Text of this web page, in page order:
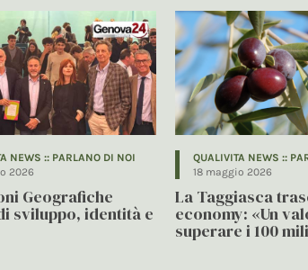
NEWS :: PARLANO DI NOI
2026
Geografiche
sviluppo, identità e
QUALIVITA NEWS ::
18 maggio 2026
La Taggiasca
economy: «Un
superare i 100